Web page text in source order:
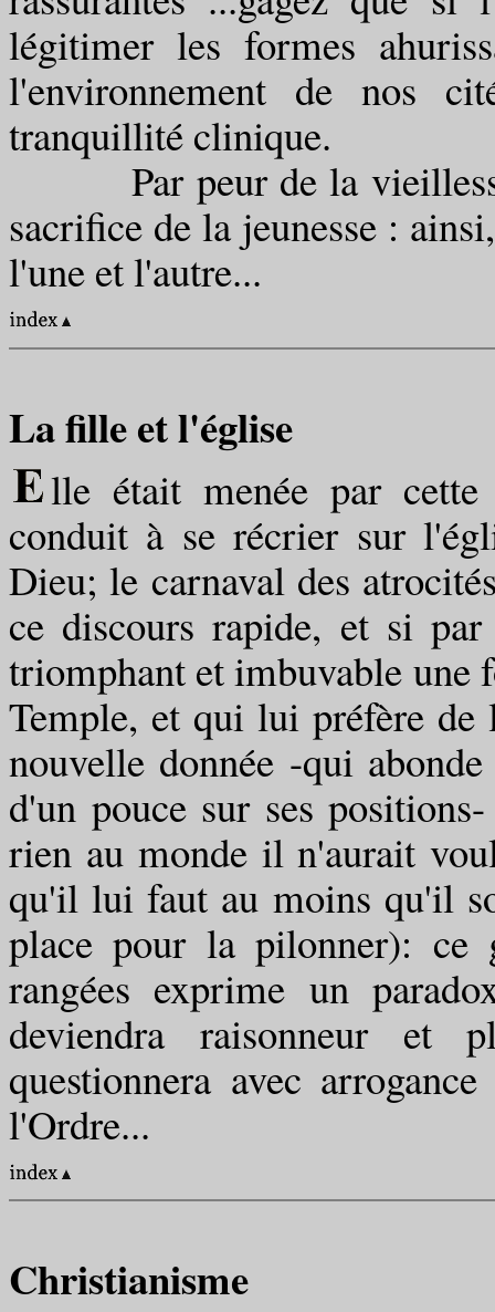
légitimer les formes
l'environnement de nos
tranquillité clinique.
Par peur de la vieillesse
sacrifice de la jeunesse :
l'une et l'autre...
La fille et l'église
lle était menée par cette
conduit à se récrier sur
Dieu; le carnaval des
ce discours rapide, et si
triomphant et imbuvable une
Temple, et qui lui préfère
nouvelle donnée -qui
d'un pouce sur ses
rien au monde il n'aurait
qu'il lui faut au moins qu'il
place pour la pilonner): ce
rangées exprime un
deviendra raisonneur et
questionnera avec
l'Ordre...
Christianisme